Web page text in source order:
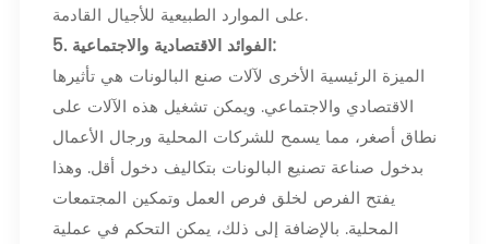
على الموارد الطبيعية للأجيال القادمة.
5. الفوائد الاقتصادية والاجتماعية:
الميزة الرئيسية الأخرى لآلات صنع البالونات هي تأثيرها
الاقتصادي والاجتماعي. ويمكن تشغيل هذه الآلات على
نطاق أصغر، مما يسمح للشركات المحلية ورجال الأعمال
بدخول صناعة تصنيع البالونات بتكاليف دخول أقل. وهذا
يفتح الفرص لخلق فرص العمل وتمكين المجتمعات
المحلية. بالإضافة إلى ذلك، يمكن التحكم في عملية